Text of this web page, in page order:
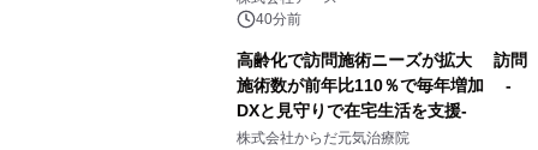
40分前
高齢化で訪問施術ニーズが拡大 訪問
施術数が前年比110％で毎年増加 -
DXと見守りで在宅生活を支援-
株式会社からだ元気治療院